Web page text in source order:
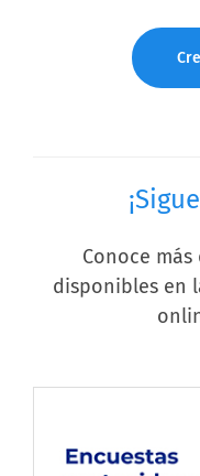
Conoce
disponibles en